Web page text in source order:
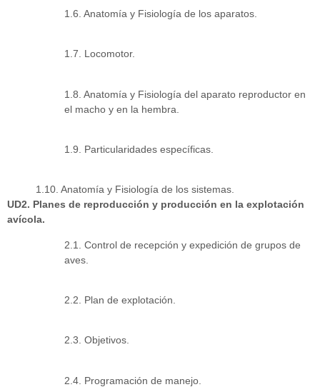
1.6. Anatomía y Fisiología de los aparatos.
1.7. Locomotor.
1.8. Anatomía y Fisiología del aparato reproductor en
el macho y en la hembra.
1.9. Particularidades específicas.
1.10. Anatomía y Fisiología de los sistemas.
UD2. Planes de reproducción y producción en la explotación
avícola.
2.1. Control de recepción y expedición de grupos de
aves.
2.2. Plan de explotación.
2.3. Objetivos.
2.4. Programación de manejo.